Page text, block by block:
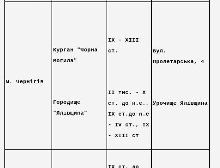
м. Чернігів
Курган "Чорна
Могила"
Городище
"Ялівщина"
IX - XІІІ
ст.
IІ тис. - Х
ст. до н.е.,
ІХ ст.до н.е
- ІV ст., ІХ
- ХІІІ ст
вул.
Пролетарська, 4
Урочище Ялівщина